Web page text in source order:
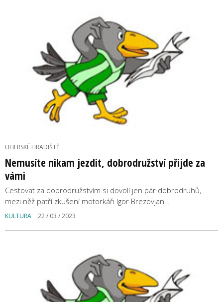
UHERSKÉ HRADIŠTĚ
Nemusíte nikam jezdit, dobrodružství přijde za
vámi
Cestovat za dobrodružstvím si dovolí jen pár dobrodruhů,
mezi něž patří zkušení motorkáři Igor Brezovjan…
KULTURA 22 / 03 / 2023